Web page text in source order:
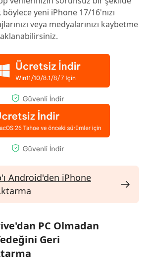
böylece yeni iPhone 17/16'nızı
veya medyalarınızı kaybetme
Android'den iPhone
PC Olmadan
Geri